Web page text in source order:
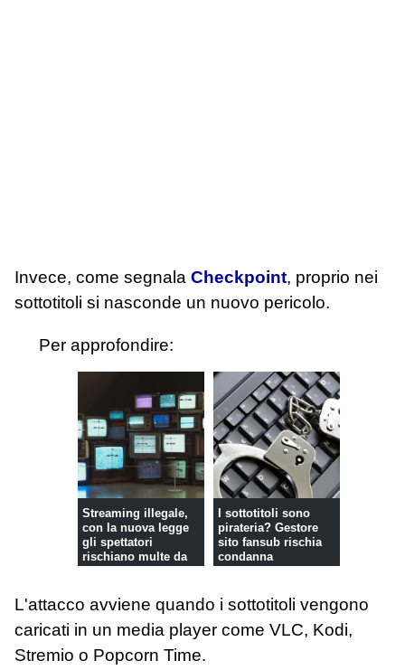
Invece, come segnala Checkpoint, proprio nei
sottotitoli si nasconde un nuovo pericolo.
Per approfondire:
Streaming illegale,
con la nuova legge
gli spettatori
rischiano multe da
I sottotitoli sono
pirateria? Gestore
sito fansub rischia
condanna
L'attacco avviene quando i sottotitoli vengono
caricati in un media player come VLC, Kodi,
Stremio o Popcorn Time.